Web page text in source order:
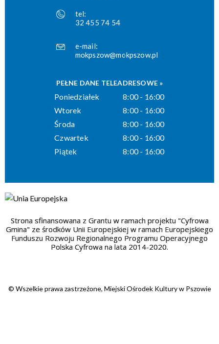
tel:
32 455 74 54
e-mail:
mokpszow@mokpszow.pl
PEŁNE DANE TELEADRESOWE »
Poniedziałek
8:00 - 16:00
Wtorek
8:00 - 16:00
Środa
8:00 - 16:00
Czwartek
8:00 - 16:00
Piątek
8:00 - 16:00
Strona sfinansowana z Grantu w ramach projektu "Cyfrowa
Gmina" ze środków Unii Europejskiej w ramach Europejskiego
Funduszu Rozwoju Regionalnego Programu Operacyjnego
Polska Cyfrowa na lata 2014-2020.
© Wszelkie prawa zastrzeżone, Miejski Ośrodek Kultury w Pszowie